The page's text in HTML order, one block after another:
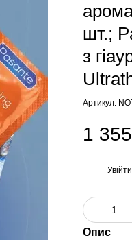
шт.;
з
Артикул:
1
Увійти
Опис